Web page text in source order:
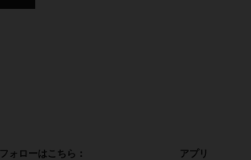
ォローはこちら： アプリ